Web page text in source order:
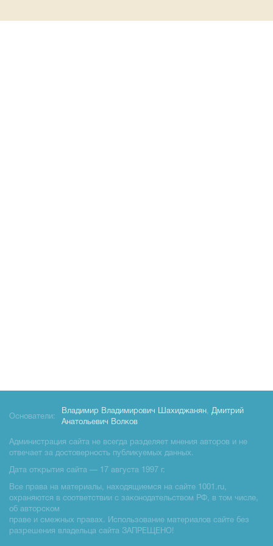
Основатели:
Владимир Владимирович Шахиджанян, Дмитрий
Анатольевич Волков
Администрация сайта не всегда разделяет мнения авторов и не
отвечает за достоверность публикуемых данных.
Дата открытия сайта — 17 августа 1997 г.
Все права на материалы, находящиемся на сайте 1001.ru,
охраняются в соответствии с законодательством РФ, в том числе,
об авторском
праве и смежных правах. Использование материалов сайте без
разрешения владельца сайта ЗАПРЕЩЕНО!